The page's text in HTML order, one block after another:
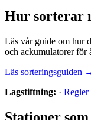
Hur sorterar
Läs vår guide om hur
och ackumulatorerför
Läs sorteringsguiden
Lagstiftning: ·
Stationer